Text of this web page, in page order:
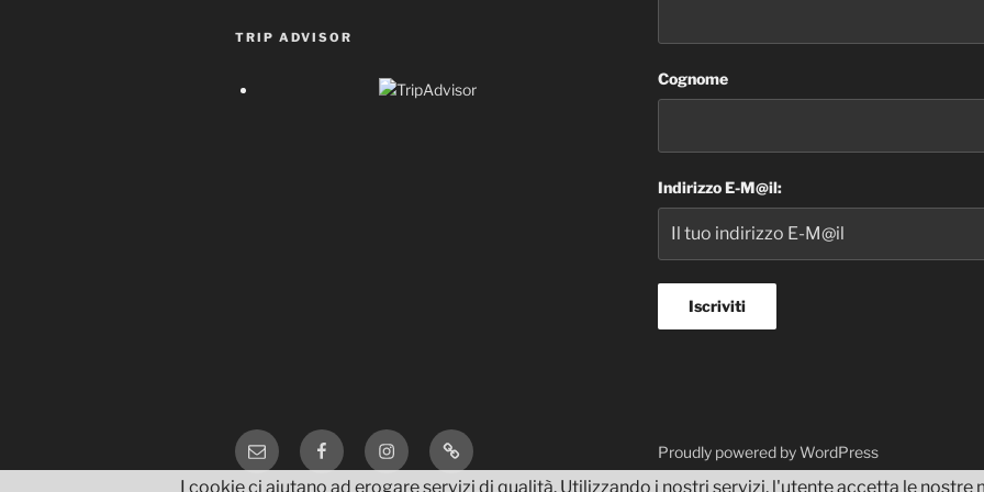
TRIP ADVISOR
Cognome
Indirizzo E-M@il:
Email FacebookInstagramTripAdvisor Proudly powered by WordPress
I cookie ci aiutano ad erogare servizi di qualità. Utilizzando i nostri servizi, l'utente accetta le nostre